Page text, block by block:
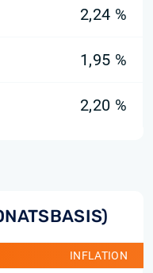
2,24 %
1,95 %
2,20 %
INFLATION